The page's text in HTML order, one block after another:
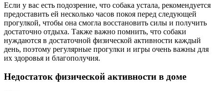
Если у вас есть подозрение, что собака устала, рекомендуется
предоставить ей несколько часов покоя перед следующей
прогулкой, чтобы она смогла восстановить силы и получить
достаточно отдыха. Также важно помнить, что собаки
нуждаются в достаточной физической активности каждый
день, поэтому регулярные прогулки и игры очень важны для
их здоровья и благополучия.
Недостаток физической активности в доме